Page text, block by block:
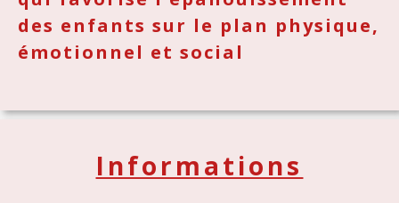
des enfants sur le plan physique,
émotionnel et social
Informations